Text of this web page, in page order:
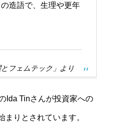
造語で、生理や更年
とフェムテック」より
Ida Tinさんが投資家への
りとされています。